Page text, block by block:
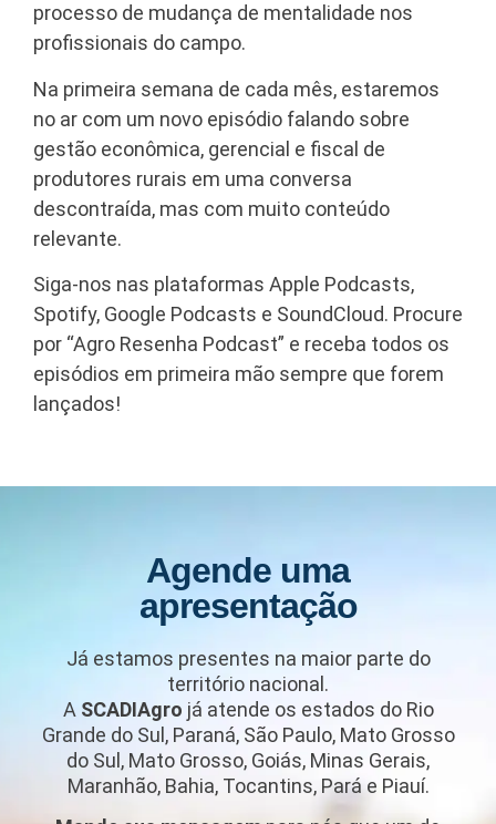
processo de mudança de mentalidade nos
profissionais do campo.
Na primeira semana de cada mês, estaremos
no ar com um novo episódio falando sobre
gestão econômica, gerencial e fiscal de
produtores rurais em uma conversa
descontraída, mas com muito conteúdo
relevante.
Siga-nos nas plataformas Apple Podcasts,
Spotify, Google Podcasts e SoundCloud. Procure
por “Agro Resenha Podcast” e receba todos os
episódios em primeira mão sempre que forem
lançados!
Agende uma
apresentação
Já estamos presentes na maior parte do
território nacional.
A SCADIAgro já atende os estados do Rio
Grande do Sul, Paraná, São Paulo, Mato Grosso
do Sul, Mato Grosso, Goiás, Minas Gerais,
Maranhão, Bahia, Tocantins, Pará e Piauí.